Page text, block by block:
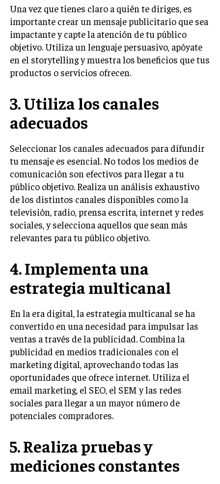
COMUNICACIÓN CORPORATIVA
GESTIÓN DE MARCA
INVESTIGACIÓN DE MERCADO
ANÁLISIS DE COMPETENCIA
EMPRENDIMIENTO
INNOVACIÓN EMPRESARIAL
GESTIÓN DEL CAMBIO
LIDERAZGO
HABILIDADES DIRECTIVAS
EMPRENDIMIENTO
PLANIFICACIÓN EMPRESARIAL
FINANZAS
FINANZAS Y CONTABILIDAD
INVERSIONES Y MERCADOS FINANCIEROS
CONTABILIDAD EMPRESARIAL
ECONOMÍA EMPRESARIAL
INTERNACIONAL
NEGOCIOS INTERNACIONALES
COMERCIO INTERNACIONAL
EXPANSIÓN GLOBAL
IMPORTACIÓN Y EXPORTACIÓN
ALIANZAS ESTRATÉGICAS
TECNOLOGIA
SOSTENIBILIDAD Y MEDIO AMBIENTE
GESTIÓN DE LA INNOVACIÓN TECNOLÓGICA
Una vez que tienes claro a quién te diriges, es
importante crear un mensaje publicitario que sea
impactante y capte la atención de tu público
objetivo. Utiliza un lenguaje persuasivo, apóyate
en el storytelling y muestra los beneficios que tus
productos o servicios ofrecen.
3. Utiliza los canales
adecuados
Seleccionar los canales adecuados para difundir
tu mensaje es esencial. No todos los medios de
comunicación son efectivos para llegar a tu
público objetivo. Realiza un análisis exhaustivo
de los distintos canales disponibles como la
televisión, radio, prensa escrita, internet y redes
sociales, y selecciona aquellos que sean más
relevantes para tu público objetivo.
4. Implementa una
estrategia multicanal
En la era digital, la estrategia multicanal se ha
convertido en una necesidad para impulsar las
ventas a través de la publicidad. Combina la
publicidad en medios tradicionales con el
marketing digital, aprovechando todas las
oportunidades que ofrece internet. Utiliza el
email marketing, el SEO, el SEM y las redes
sociales para llegar a un mayor número de
potenciales compradores.
5. Realiza pruebas y
mediciones constantes